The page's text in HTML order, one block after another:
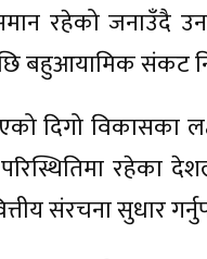
रहेको जनाउँदै
बहुआयामिक संकट
दिगो विकासका
रहेका
संरचना सुधार